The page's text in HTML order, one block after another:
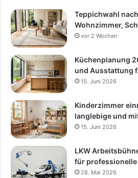
Teppichwahl
Wohnzimmer,
vor 2 Wochen
Küchenplanung
und Ausstattung
15. Juni 2026
Kinderzimmer
langlebige und
15. Juni 2026
LKW
für
28. Mai 2026